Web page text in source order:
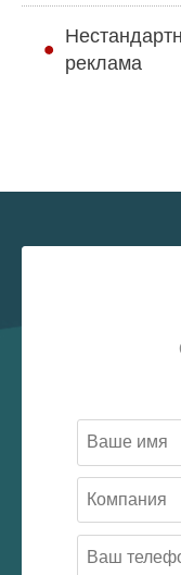
реклама